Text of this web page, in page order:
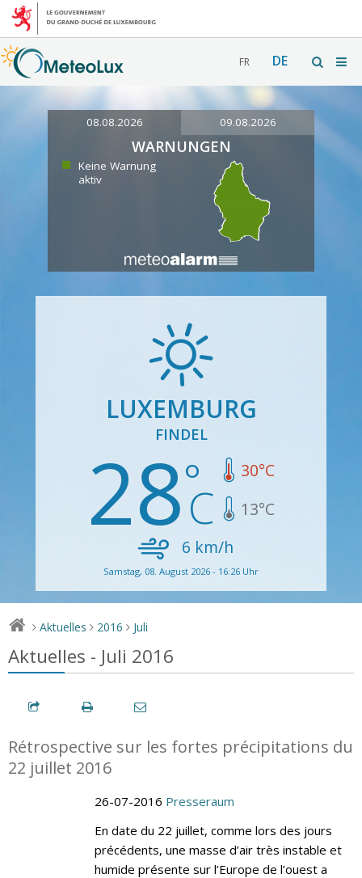
FR DE
08.08.2026 09.08.2026
WARNUNGEN
Keine Warnung
aktiv
LUXEMBURG
FINDEL
28 30°C
13°C
6 km/h
Samstag, 08. August 2026 - 16:26 Uhr
> Aktuelles > 2016 > Juli
Aktuelles - Juli 2016
Rétrospective sur les fortes précipitations du
22 juillet 2016
26-07-2016 Presseraum
En date du 22 juillet, comme lors des jours
précédents, une masse d’air très instable et
humide présente sur l’Europe de l’ouest a